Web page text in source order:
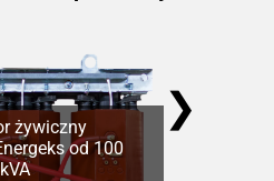
żywiczny
od 100
❯